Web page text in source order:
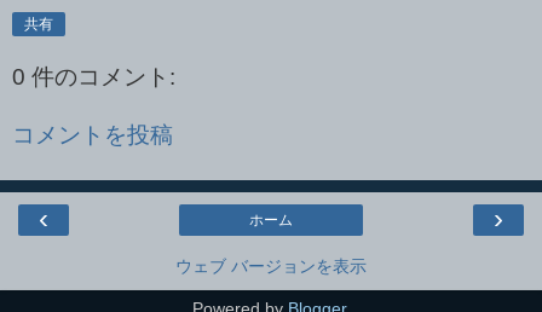
共有
0 件のコメント:
コメントを投稿
‹ ›
ホーム
ウェブ バージョンを表示